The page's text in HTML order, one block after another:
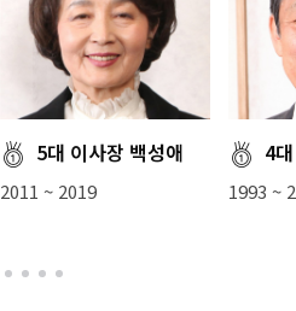
5대 이사장 백성애
2011 ~ 2019
4
1993 ~